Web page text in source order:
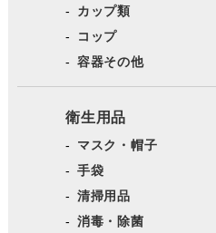
カップ類
コップ
容器その他
衛生用品
マスク・帽子
手袋
清掃用品
消毒・除菌